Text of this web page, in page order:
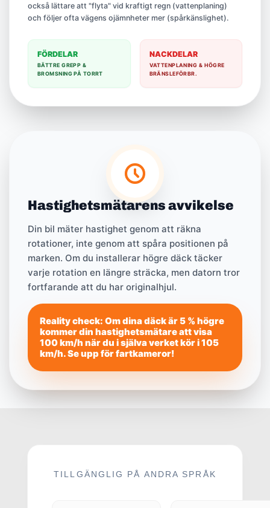
också lättare att "flyta" vid kraftigt regn (vattenplaning)
och följer ofta vägens ojämnheter mer (spårkänslighet).
FÖRDELAR
BÄTTRE GREPP &
BROMSNING PÅ TORRT
NACKDELAR
VATTENPLANING & HÖGRE
BRÄNSLEFÖRBR.
Hastighetsmätarens avvikelse
Din bil mäter hastighet genom att räkna
rotationer, inte genom att spåra positionen på
marken. Om du installerar högre däck täcker
varje rotation en längre sträcka, men datorn tror
fortfarande att du har originalhjul.
Reality check: Om dina däck är 5 % högre
kommer din hastighetsmätare att visa
100 km/h när du i själva verket kör i 105
km/h. Se upp för fartkameror!
TILLGÄNGLIG PÅ ANDRA SPRÅK